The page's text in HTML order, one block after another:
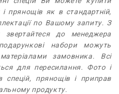
прянощів як в стандартній,
по Вашому запиту. З
до менеджера
набори можуть
замовника. Всі
для пересилання. Фото і
спецій, прянощів і приправ
продукту.